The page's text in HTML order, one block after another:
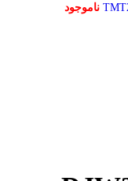
ناموجود